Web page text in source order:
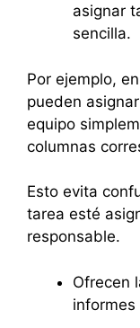
asignar
sencilla.
Por ejemplo,
pueden
equipo
columnas
Esto evita
tarea esté
responsable.
Ofrecen